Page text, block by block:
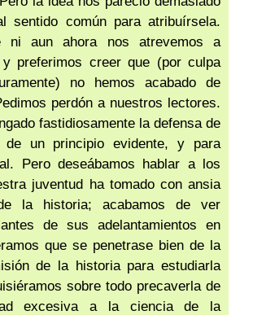
sentido común para atribuírsela.
ni aun ahora nos atrevemos a
y preferimos creer que (por culpa
no hemos acabado de
perdón a nuestros lectores.
fastidiosamente la defensa de
de un principio evidente, y para
Pero deseábamos hablar a los
juventud ha tomado con ansia
la historia; acabamos de ver
de sus adelantamientos en
que se penetrase bien de la
de la historia para estudiarla
sobre todo precaverla de
excesiva a la ciencia de la